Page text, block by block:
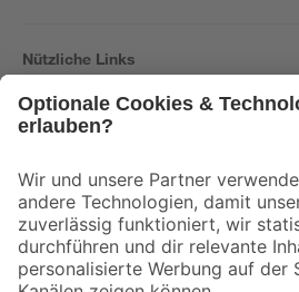
Nützliche Links
Der toom Newsletter: Keine Angebote und
Zur Newsletter Anmeldung